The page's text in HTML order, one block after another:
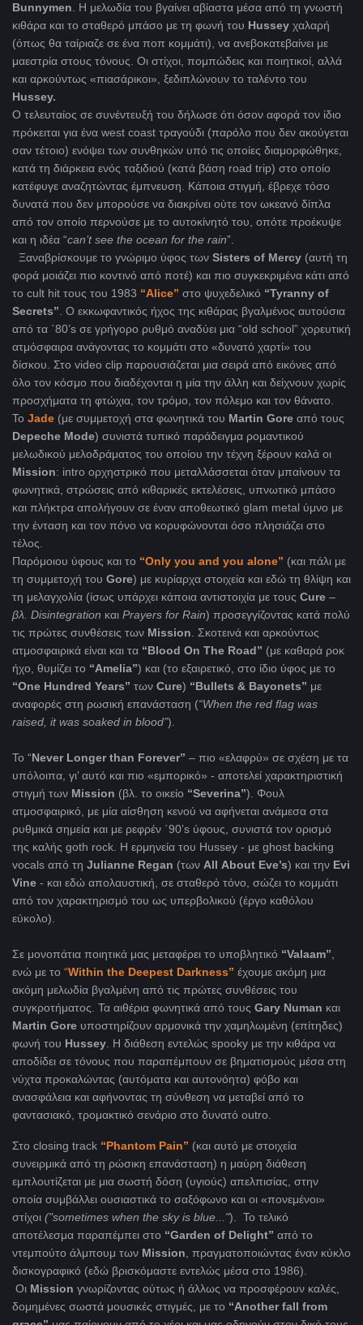
Bunnymen. Η μελωδία του βγαίνει αβίαστα μέσα από τη γνωστή
κιθάρα και το σταθερό μπάσο με τη φωνή του Hussey χαλαρή
(όπως θα ταίριαζε σε ένα ποπ κομμάτι), να ανεβοκατεβαίνει με
μαεστρία στους τόνους. Οι στίχοι, πομπώδεις και ποιητικοί, αλλά
και αρκούντως «πιασάρικοι», ξεδιπλώνουν το ταλέντο του
Hussey.
Ο τελευταίος σε συνέντευξή του δήλωσε ότι όσον αφορά τον ίδιο
πρόκειται για ένα west coast τραγούδι (παρόλο που δεν ακούγεται
σαν τέτοιο) ενόψει των συνθηκών υπό τις οποίες διαμορφώθηκε,
κατά τη διάρκεια ενός ταξιδιού (κατά βάση road trip) στο οποίο
κατέφυγε αναζητώντας έμπνευση. Κάποια στιγμή, έβρεχε τόσο
δυνατά που δεν μπορούσε να διακρίνει ούτε τον ωκεανό δίπλα
από τον οποίο περνούσε με το αυτοκίνητό του, οπότε προέκυψε
και η ιδέα “can’t see the ocean for the rain”.
Ξαναβρίσκουμε το γνώριμο ύφος των Sisters of Mercy (αυτή τη
φορά μοιάζει πιο κοντινό από ποτέ) και πιο συγκεκριμένα κάτι από
το cult hit τους του 1983 “Alice” στο ψυχεδελικό “Tyranny of
Secrets”. Ο εκκωφαντικός ήχος της κιθάρας βγαλμένος αυτούσια
από τα ΄80’s σε γρήγορο ρυθμό αναδύει μια “old school” χορευτική
ατμόσφαιρα ανάγοντας το κομμάτι στο «δυνατό χαρτί» του
δίσκου. Στο video clip παρουσιάζεται μια σειρά από εικόνες από
όλο τον κόσμο που διαδέχονται η μία την άλλη και δείχνουν χωρίς
προσχήματα τη φτώχια, τον τρόμο, τον πόλεμο και τον θάνατο.
Το Jade (με συμμετοχή στα φωνητικά του Martin Gore από τους
Depeche Mode) συνιστά τυπικό παράδειγμα ρομαντικού
μελωδικού μελοδράματος του οποίου την τέχνη ξέρουν καλά οι
Mission: intro ορχηστρικό που μεταλλάσσεται όταν μπαίνουν τα
φωνητικά, στρώσεις από κιθαρικές εκτελέσεις, υπνωτικό μπάσο
και πλήκτρα απολήγουν σε έναν αποθεωτικό glam metal ύμνο με
την ένταση και τον πόνο να κορυφώνονται όσο πλησιάζει στο
τέλος.
Παρόμοιου ύφους και το “Only you and you alone” (και πάλι με
τη συμμετοχή του Gore) με κυρίαρχα στοιχεία και εδώ τη θλίψη και
τη μελαγχολία (ίσως υπάρχει κάποια αντιστοιχία με τους Cure –
βλ. Disintegration και Prayers for Rain) προσεγγίζοντας κατά πολύ
τις πρώτες συνθέσεις των Mission. Σκοτεινά και αρκούντως
ατμοσφαιρικά είναι και τα “Blood On The Road” (με καθαρά ροκ
ήχο, θυμίζει το “Amelia”) και (το εξαιρετικό, στο ίδιο ύφος με το
“One Hundred Years” των Cure) “Bullets & Bayonets” με
αναφορές στη ρωσική επανάσταση (“When the red flag was
raised, it was soaked in blood”).
Το “Never Longer than Forever” – πιο «ελαφρύ» σε σχέση με τα
υπόλοιπα, γι’ αυτό και πιο «εμπορικό» - αποτελεί χαρακτηριστική
στιγμή των Mission (βλ. το οικείο “Severina”). Φουλ
ατμοσφαιρικό, με μία αίσθηση κενού να αφήνεται ανάμεσα στα
ρυθμικά σημεία και με ρεφρέν ΄90’s ύφους, συνιστά τον ορισμό
της καλής goth rock. H ερμηνεία του Hussey - με ghost backing
vocals από τη Julianne Regan (των All About Eve’s) και την Evi
Vine - και εδώ απολαυστική, σε σταθερό τόνο, σώζει το κομμάτι
από τον χαρακτηρισμό του ως υπερβολικού (έργο καθόλου
εύκολο).
Σε μονοπάτια ποιητικά μας μεταφέρει το υποβλητικό “Valaam”,
ενώ με το “Within the Deepest Darkness” έχουμε ακόμη μια
ακόμη μελωδία βγαλμένη από τις πρώτες συνθέσεις του
συγκροτήματος. Τα αιθέρια φωνητικά από τους Gary Numan και
Martin Gore υποστηρίζουν αρμονικά την χαμηλωμένη (επίτηδες)
φωνή του Hussey. Η διάθεση εντελώς spooky με την κιθάρα να
αποδίδει σε τόνους που παραπέμπουν σε βηματισμούς μέσα στη
νύχτα προκαλώντας (αυτόματα και αυτονόητα) φόβο και
ανασφάλεια και αφήνοντας τη σύνθεση να μεταβεί από το
φαντασιακό, τρομακτικό σενάριο στο δυνατό outro.
Στο closing track “Phantom Pain” (και αυτό με στοιχεία
συνειρμικά από τη ρώσικη επανάσταση) η μαύρη διάθεση
εμπλουτίζεται με μια σωστή δόση (υγιούς) απελπισίας, στην
οποία συμβάλλει ουσιαστικά το σαξόφωνο και οι «πονεμένοι»
στίχοι ("sometimes when the sky is blue..."). Το τελικό
αποτέλεσμα παραπέμπει στο “Garden of Delight” από το
ντεμπούτο άλμπουμ των Mission, πραγματοποιώντας έναν κύκλο
δισκογραφικό (εδώ βρισκόμαστε εντελώς μέσα στο 1986).
Οι Mission γνωρίζοντας ούτως ή άλλως να προσφέρουν καλές,
δομημένες σωστά μουσικές στιγμές, με το “Another fall from